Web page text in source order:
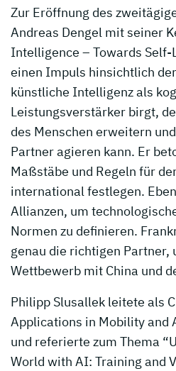
Zur Eröffnung des
Andreas Dengel mit seiner
Intelligence – Towards Self-
einen Impuls hinsichtlich
künstliche Intelligenz als
Leistungsverstärker birgt,
des Menschen erweitern
Partner agieren kann. Er
Maßstäbe und Regeln für
international festlegen.
Allianzen, um
Normen zu definieren.
genau die richtigen Partner,
Wettbewerb mit China und
Philipp Slusallek leitete als
Applications in Mobility and
und referierte zum Thema
World with AI: Training and